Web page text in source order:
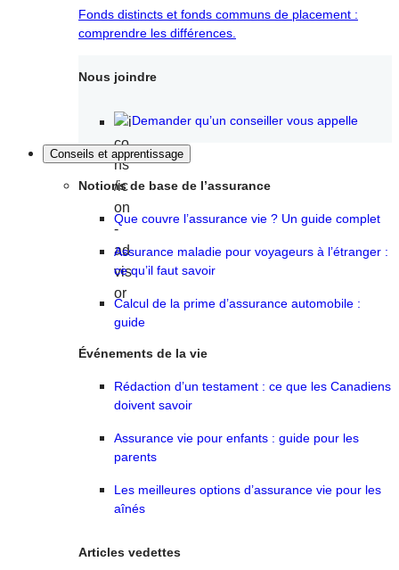
Fonds distincts et fonds communs de placement :
comprendre les différences.
Nous joindre
Demander qu’un conseiller vous appelle
Conseils et apprentissage
Notions de base de l’assurance
Que couvre l’assurance vie ? Un guide complet
Assurance maladie pour voyageurs à l’étranger :
ce qu’il faut savoir
Calcul de la prime d’assurance automobile :
guide
Événements de la vie
Rédaction d’un testament : ce que les Canadiens
doivent savoir
Assurance vie pour enfants : guide pour les
parents
Les meilleures options d’assurance vie pour les
aînés
Articles vedettes